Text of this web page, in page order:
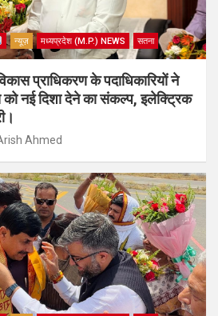
न्यूज़ मध्यप्रदेश (M.P.) NEWS सतना
प्राधिकरण के पदाधिकारियों ने
को नई दिशा देने का संकल्प, इलेक्ट्रिक
Ahmed